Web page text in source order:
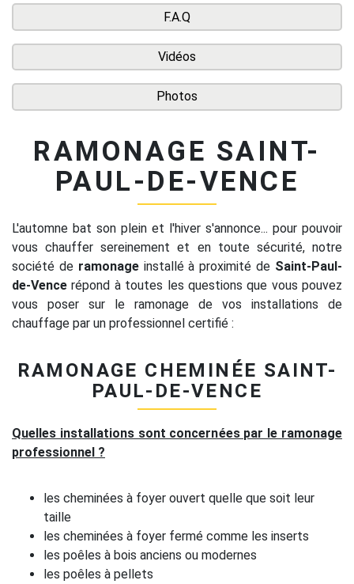
F.A.Q
Vidéos
Photos
RAMONAGE SAINT-
PAUL-DE-VENCE
L'automne bat son plein et l'hiver s'annonce... pour pouvoir
vous chauffer sereinement et en toute sécurité, notre
société de ramonageinstallé à proximité de Saint-Paul-
de-Vence répond à toutes les questions que vous pouvez
vous poser sur le ramonage de vos installations de
chauffage par un professionnel certifié :
RAMONAGE CHEMINÉE SAINT-
PAUL-DE-VENCE
Quelles installations sont concernées par le ramonage
professionnel ?
les cheminées à foyer ouvert quelle que soit leur
taille
les cheminées à foyer fermé comme les inserts
les poêles à bois anciens ou modernes
les poêles à pellets